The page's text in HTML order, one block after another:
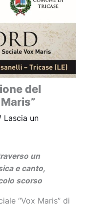
del
Lascia un
un
e canto,
scorso
“Vox Maris” di